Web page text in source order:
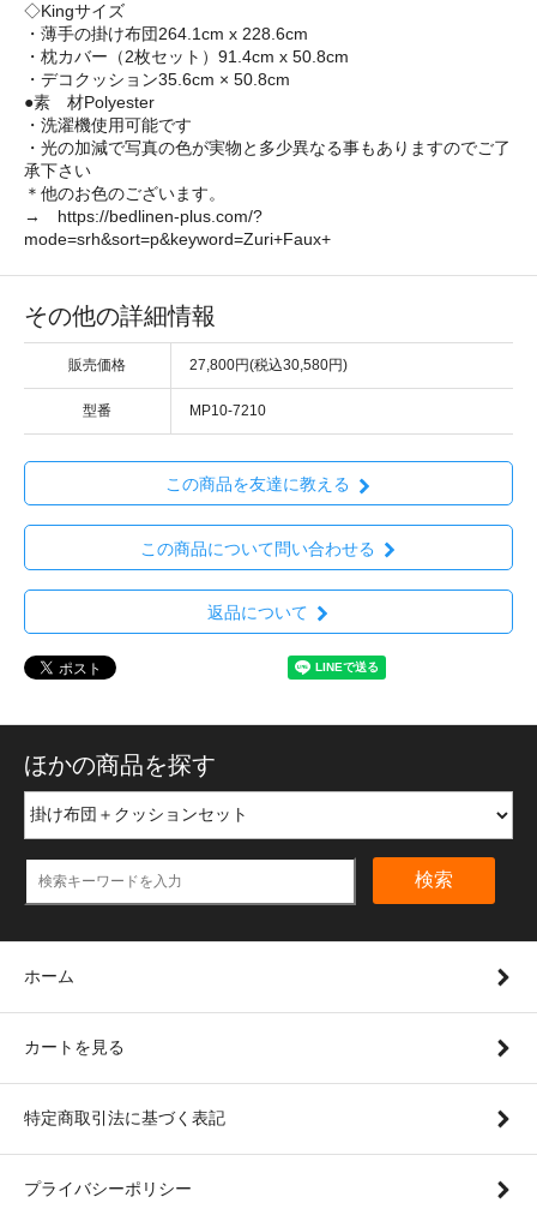
◇Kingサイズ
・薄手の掛け布団264.1cm x 228.6cm
・枕カバー（2枚セット）91.4cm x 50.8cm
・デコクッション35.6cm × 50.8cm
●素 材Polyester
・洗濯機使用可能です
・光の加減で写真の色が実物と多少異なる事もありますのでご了
承下さい
＊他のお色のございます。
→ https://bedlinen-plus.com/?
mode=srh&sort=p&keyword=Zuri+Faux+
その他の詳細情報
販売価格 27,800円(税込30,580円)
型番 MP10-7210
この商品を友達に教える
この商品について問い合わせる
返品について
ほかの商品を探す
検索
ホーム
カートを見る
特定商取引法に基づく表記
プライバシーポリシー